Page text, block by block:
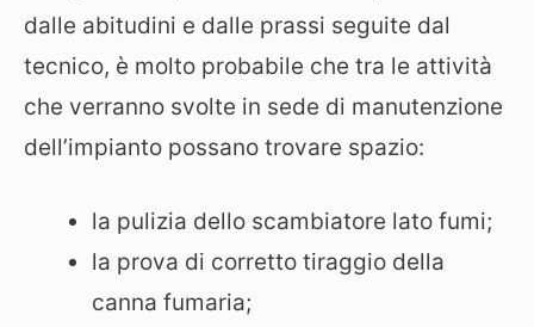
dalle abitudini e dalle prassi seguite dal
tecnico, è molto probabile che tra le attività
che verranno svolte in sede di manutenzione
dell’impianto possano trovare spazio:
la pulizia dello scambiatore lato fumi;
la prova di corretto tiraggio della
canna fumaria;